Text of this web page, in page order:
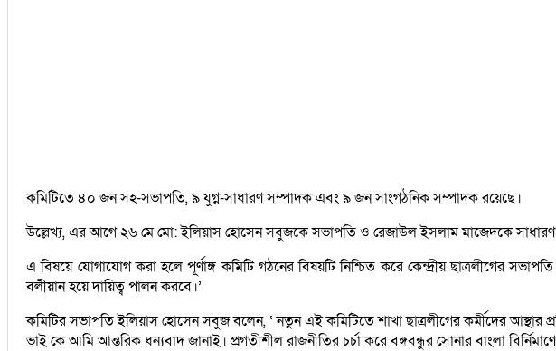
কমিটিতে ৪০ জন সহ-সভাপতি, ৯ যুগ্ন-সাধারণ সম্পাদক এবং ৯ জন সাংগঠনিক সম্পাদক রয়েছে।
উল্লেখ্য, এর আগে ২৬ মে মো: ইলিয়াস হোসেন সবুজকে সভাপতি ও রেজাউল ইসলাম মাজেদকে সাধারণ
এ বিষয়ে যোগাযোগ করা হলে পূর্ণাঙ্গ কমিটি গঠনের বিষয়টি নিশ্চিত করে কেন্দ্রীয় ছাত্রলীগের
বলীয়ান হয়ে দায়িত্ব পালন করবে।’
কমিটির সভাপতি ইলিয়াস হোসেন সবুজ বলেন, ‘ নতুন এই কমিটিতে শাখা ছাত্রলীগের কর্মীদের
ভাই কে আমি আন্তরিক ধন্যবাদ জানাই। প্রগতীশীল রাজনীতির চর্চা করে বঙ্গবন্ধুর সোনার বাংলা